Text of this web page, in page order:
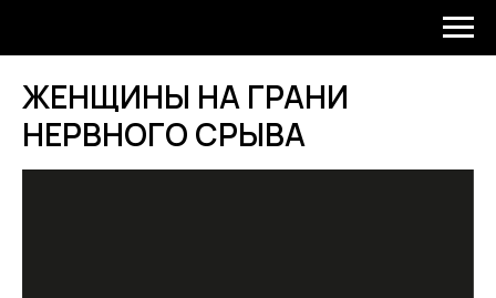
ЖЕНЩИНЫ НА ГРАНИ
НЕРВНОГО СРЫВА